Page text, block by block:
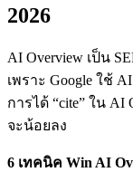
2026
AI Overview เป็น
เพราะ Google ใช้
การได้ “cite” ใน AI
จะน้อยลง
6 เทคนิค Win AI